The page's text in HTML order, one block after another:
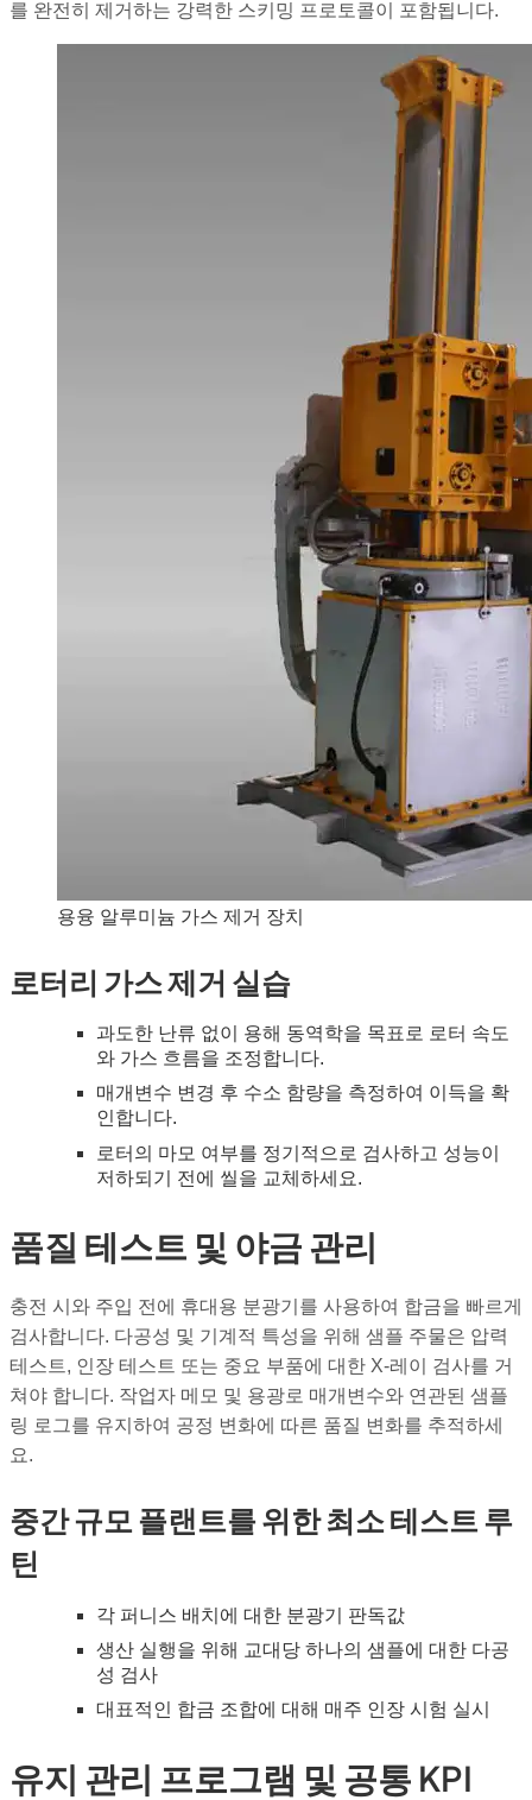
를 완전히 제거하는 강력한 스키밍 프로토콜이 포함됩니다.
용융 알루미늄 가스 제거 장치
로터리 가스 제거 실습
과도한 난류 없이 용해 동역학을 목표로 로터 속도
와 가스 흐름을 조정합니다.
매개변수 변경 후 수소 함량을 측정하여 이득을 확
인합니다.
로터의 마모 여부를 정기적으로 검사하고 성능이
저하되기 전에 씰을 교체하세요.
품질 테스트 및 야금 관리
충전 시와 주입 전에 휴대용 분광기를 사용하여 합금을 빠르게
검사합니다. 다공성 및 기계적 특성을 위해 샘플 주물은 압력
테스트, 인장 테스트 또는 중요 부품에 대한 X-레이 검사를 거
쳐야 합니다. 작업자 메모 및 용광로 매개변수와 연관된 샘플
링 로그를 유지하여 공정 변화에 따른 품질 변화를 추적하세
요.
중간 규모 플랜트를 위한 최소 테스트 루
틴
각 퍼니스 배치에 대한 분광기 판독값
생산 실행을 위해 교대당 하나의 샘플에 대한 다공
성 검사
대표적인 합금 조합에 대해 매주 인장 시험 실시
유지 관리 프로그램 및 공통 KPI